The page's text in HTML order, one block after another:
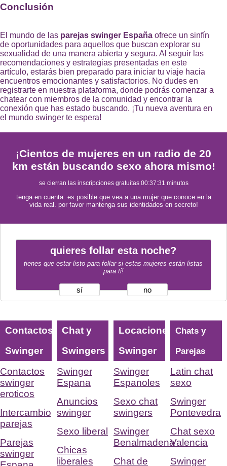
Conclusión
El mundo de las parejas swinger España ofrece un sinfín
de oportunidades para aquellos que buscan explorar su
sexualidad de una manera abierta y segura. Al seguir las
recomendaciones y estrategias presentadas en este
artículo, estarás bien preparado para iniciar tu viaje hacia
encuentros emocionantes y satisfactorios. No dudes en
registrarte en nuestra plataforma, donde podrás comenzar a
chatear con miembros de la comunidad y encontrar la
conexión que has estado buscando. ¡Tu nueva aventura en
el mundo swinger te espera!
¡Cientos de mujeres en un radio de 20
km están buscando sexo ahora mismo!
se cierran las inscripciones gratuitas 00:37:30 minutos
tenga en cuenta: es posible que vea a una mujer que conoce en la
vida real. por favor mantenga sus identidades en secreto!
quieres follar esta noche?
tienes que estar listo para follar si estas mujeres están listas
para ti!
sí no
Contactos
Swinger
Contactos
swinger
eroticos
Intercambio
parejas
Parejas
swinger
Chat y
Swingers
Swinger
Espana
Anuncios
swinger
Sexo liberal
Chicas
liberales
Locaciones
Swinger
Swinger
Espanoles
Sexo chat
swingers
Swinger
Benalmadena
Chat de
Chats y
Parejas
Latin chat
sexo
Swinger
Pontevedra
Chat sexo
Valencia
Swinger